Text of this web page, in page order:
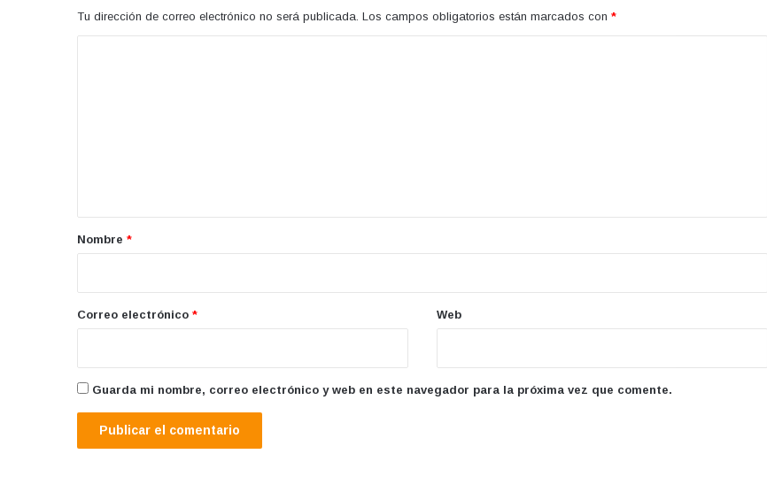
Tu dirección de correo electrónico no será publicada. Los campos obligatorios están marcados con *
r
*
Nombre *
Correo electrónico * Web
Guarda mi nombre, correo electrónico y web en este navegador para la próxima vez que comente.